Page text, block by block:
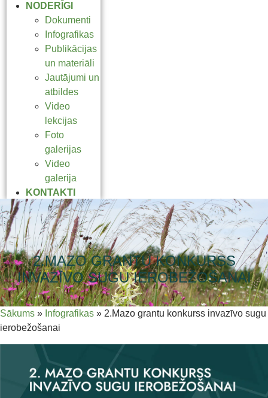
NODERĪGI
Dokumenti
Infografikas
Publikācijas
un materiāli
Jautājumi un
atbildes
Video
lekcijas
Foto
galerijas
Video
galerija
KONTAKTI
2.MAZO GRANTU KONKURSS
INVAZĪVO SUGU IEROBEŽOŠANAI
Sākums » Infografikas » 2.Mazo grantu konkurss invazīvo sugu
ierobežošanai